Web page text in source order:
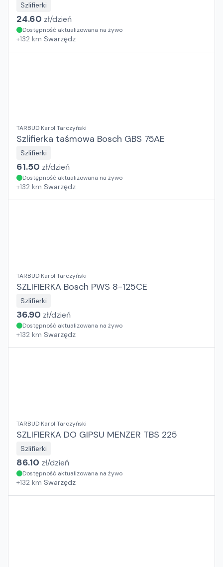
Szlifierki
24.60 zł/dzień
Dostępność aktualizowana na żywo
+132 km Swarzędz
TARBUD Karol Tarczyński
Szlifierka taśmowa Bosch GBS 75AE
Szlifierki
61.50 zł/dzień
Dostępność aktualizowana na żywo
+132 km Swarzędz
TARBUD Karol Tarczyński
SZLIFIERKA Bosch PWS 8-125CE
Szlifierki
36.90 zł/dzień
Dostępność aktualizowana na żywo
+132 km Swarzędz
TARBUD Karol Tarczyński
SZLIFIERKA DO GIPSU MENZER TBS 225
Szlifierki
86.10 zł/dzień
Dostępność aktualizowana na żywo
+132 km Swarzędz